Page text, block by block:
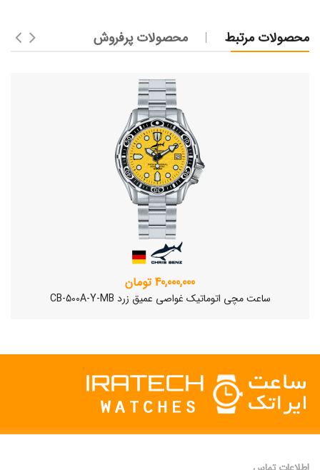
محصولات مرتبط محصولات پرفروش
40,000,000 تومان
ساعت مچی اتوماتیک غواصی عمیق زرد CB-500A-Y-MB